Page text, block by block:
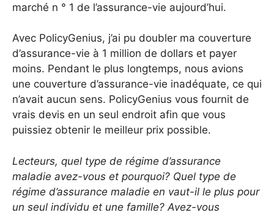
marché n ° 1 de l’assurance-vie aujourd’hui.
Avec PolicyGenius, j’ai pu doubler ma couverture
d’assurance-vie à 1 million de dollars et payer
moins. Pendant le plus longtemps, nous avions
une couverture d’assurance-vie inadéquate, ce qui
n’avait aucun sens. PolicyGenius vous fournit de
vrais devis en un seul endroit afin que vous
puissiez obtenir le meilleur prix possible.
Lecteurs, quel type de régime d’assurance
maladie avez-vous et pourquoi? Quel type de
régime d’assurance maladie en vaut-il le plus pour
un seul individu et une famille? Avez-vous